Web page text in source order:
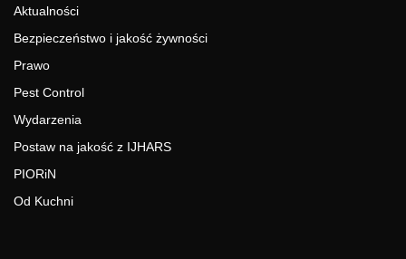
Aktualności
Bezpieczeństwo i jakość żywności
Prawo
Pest Control
Wydarzenia
Postaw na jakość z IJHARS
PIORiN
Od Kuchni